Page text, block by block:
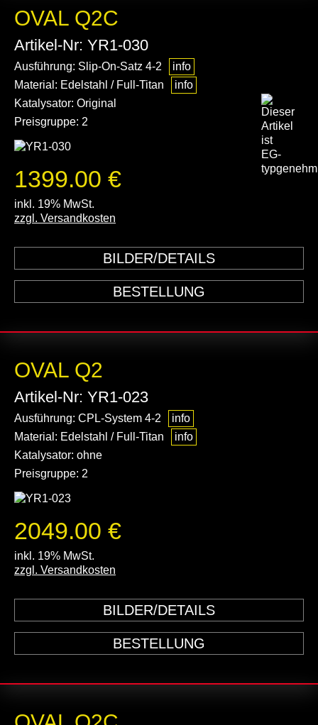
OVAL Q2C
Artikel-Nr: YR1-030
Ausführung: Slip-On-Satz 4-2
info
Material: Edelstahl / Full-Titan
info
Katalysator: Original
Preisgruppe: 2
1399.00 €
inkl. 19% MwSt.
zzgl. Versandkosten
BILDER/DETAILS
BESTELLUNG
OVAL Q2
Artikel-Nr: YR1-023
Ausführung: CPL-System 4-2
info
Material: Edelstahl / Full-Titan
info
Katalysator: ohne
Preisgruppe: 2
2049.00 €
inkl. 19% MwSt.
zzgl. Versandkosten
BILDER/DETAILS
BESTELLUNG